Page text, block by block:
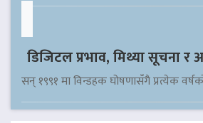
डिजिटल प्रभाव, मिथ्या सूचना र
सन् १९९१ मा विन्डहक घोषणासँगै प्रत्येक